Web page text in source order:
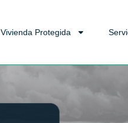
Vivienda Protegida